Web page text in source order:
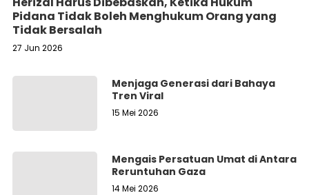
Pidana Tidak Boleh Menghukum Orang yang
Tidak Bersalah
27 Jun 2026
Menjaga Generasi dari Bahaya
Tren Viral
15 Mei 2026
Mengais Persatuan Umat di Antara
Reruntuhan Gaza
14 Mei 2026